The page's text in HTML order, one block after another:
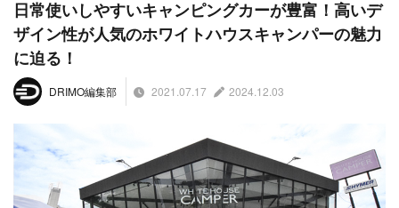
日常使いしやすいキャンピングカーが豊富！高いデ
ザイン性が人気のホワイトハウスキャンパーの魅力
に迫る！
DRIMO編集部 2021.07.17 2024.12.03